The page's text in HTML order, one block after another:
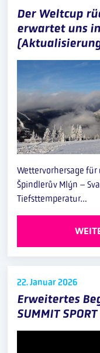
Der Weltcup
erwartet uns
Wettervorhersage für
Špindlerův Mlýn –
Tiefsttemperatur…
22. Januar2026
Erweitertes
SUMMIT